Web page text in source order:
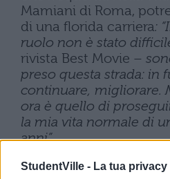
StudentVille - La tua
Mamiani di Roma,
di una florida carriera:
ruolo non è stato
rivista Best Movie –
preso questa strada: in
continuare, migliorare.
ora è quello di
la mia vita normale di
anni”.
Lo scettro di “erede di